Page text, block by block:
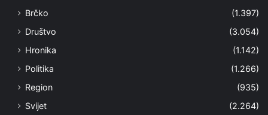
Brčko
(1.397)
Društvo
(3.054)
Hronika
(1.142)
Politika
(1.266)
Region
(935)
Svijet
(2.264)